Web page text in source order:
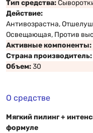
Тип средства:
Действие:
Антивозрастна,
Освещающая, Против
Активные компоненты:
Страна производитель:
Объем:30
О средстве
Мягкий пилинг +
формуле